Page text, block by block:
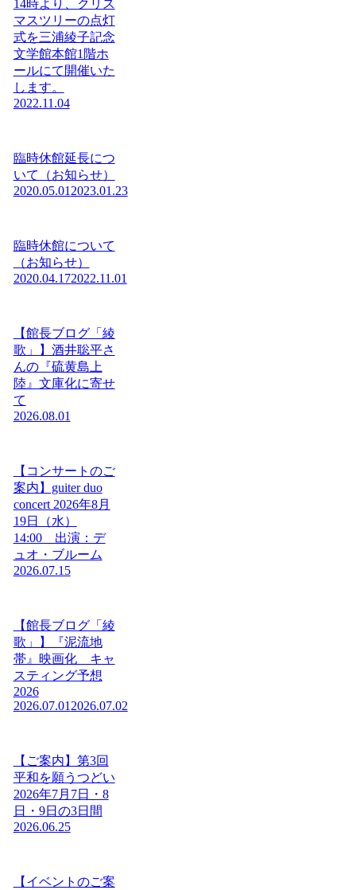
14時より、クリス
マスツリーの点灯
式を三浦綾子記念
文学館本館1階ホ
ールにて開催いた
します。
2022.11.04
臨時休館延長につ
いて（お知らせ）
2020.05.01 2023.01.23
臨時休館について
（お知らせ）
2020.04.172022.11.01
【館長ブログ「綾
歌」】酒井聡平さ
んの『硫黄島上
陸』文庫化に寄せ
て
2026.08.01
【コンサートのご
案内】guiter duo
concert 2026年8月
19日（水）
14:00 出演：デ
ュオ・ブルーム
2026.07.15
【館長ブログ「綾
歌」】『泥流地
帯』映画化 キャ
スティング予想
2026
2026.07.01 2026.07.02
【ご案内】第3回
平和を願うつどい
2026年7月7日・8
日・9日の3日間
2026.06.25
【イベントのご案